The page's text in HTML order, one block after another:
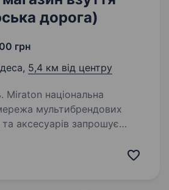
дорога)
грн
5,4 км від центру
мультибрендових
та аксесуарів запрошує